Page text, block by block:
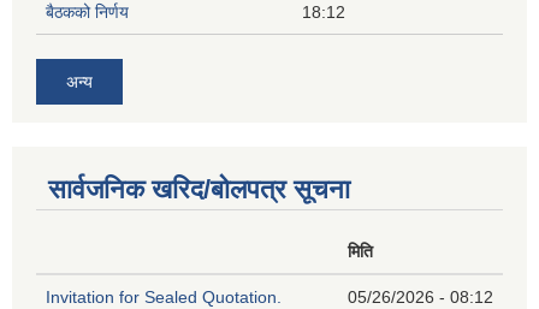
बैठकको निर्णय
18:12
अन्य
सार्वजनिक खरिद/बोलपत्र सूचना
मिति
Invitation for Sealed Quotation. 05/26/2026 - 08:12